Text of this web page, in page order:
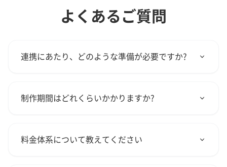
よくあるご質問
連携にあたり、どのような準備が必要ですか?
社製品の現状や課題、当社に期待される内容をお
制作期間はどれくらいかかりますか?
間などにより異なります。ご希望の公開時期を踏
料金体系について教えてください